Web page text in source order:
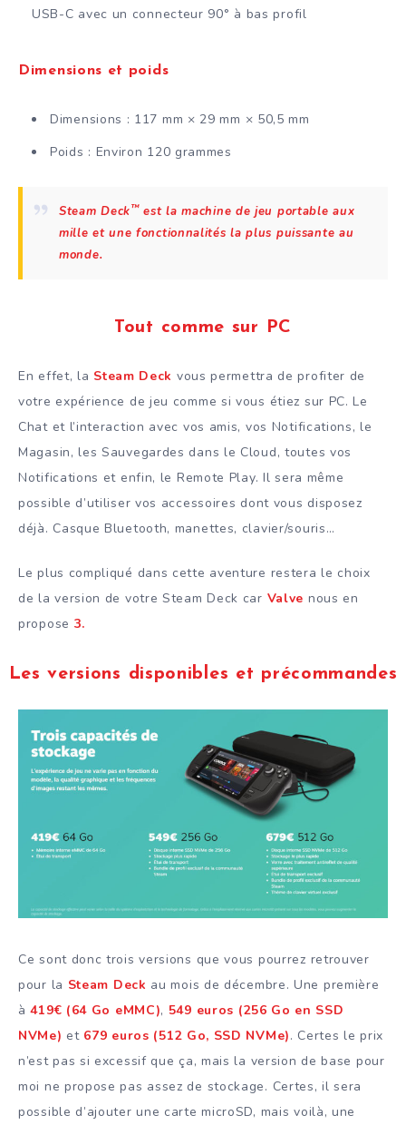
USB-C avec un connecteur 90° à bas profil
Dimensions et poids
Dimensions : 117 mm × 29 mm × 50,5 mm
Poids : Environ 120 grammes
Steam Deck™est la machine de jeu portable aux
mille et une fonctionnalités la plus puissante au
monde.
Tout comme sur PC
En effet, la Steam Deck vous permettra de profiter de
votre expérience de jeu comme si vous étiez sur PC. Le
Chat et l’interaction avec vos amis, vos Notifications, le
Magasin, les Sauvegardes dans le Cloud, toutes vos
Notifications et enfin, le Remote Play. Il sera même
possible d’utiliser vos accessoires dont vous disposez
déjà. Casque Bluetooth, manettes, clavier/souris…
Le plus compliqué dans cette aventure restera le choix
de la version de votre Steam Deck car Valve nous en
propose 3.
Les versions disponibles et précommandes
Ce sont donc trois versions que vous pourrez retrouver
pour la Steam Deck au mois de décembre. Une première
à419€ (64 Go eMMC), 549 euros (256 Go en SSD
NVMe) et 679 euros (512 Go, SSD NVMe). Certes le prix
n’est pas si excessif que ça, mais la version de base pour
moi ne propose pas assez de stockage. Certes, il sera
possible d’ajouter une carte microSD, mais voilà, une